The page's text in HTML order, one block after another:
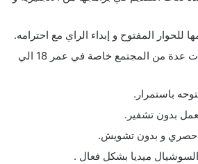
للحوار المفتوح و إبداء الراي مع احترامه.
تستهدف القناة فئات عدة من المجتمع خاصة في عمر 18 الي
باستمرار.
بدون تشفير.
حصري و بدون تشويش.
السوشيال ميديا بشكل فعال .